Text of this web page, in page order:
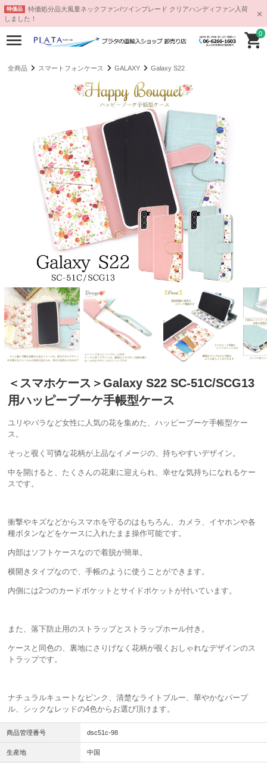
特価品
特価処分品大風量ネックファン/ツインブレード クリアハンディファン入荷
しました！
0
全商品 スマートフォンケース GALAXY Galaxy S22
＜スマホケース＞Galaxy S22 SC-51C/SCG13
用ハッピーブーケ手帳型ケース
ユリやバラなど女性に人気の花を集めた、ハッピーブーケ手帳型ケー
ス。
そっと覗く可憐な花柄が上品なイメージの、持ちやすいデザイン。
中を開けると、たくさんの花束に迎えられ、幸せな気持ちになれるケー
スです。
衝撃やキズなどからスマホを守るのはもちろん、カメラ、イヤホンや各
種ボタンなどをケースに入れたまま操作可能です。
内部はソフトケースなので着脱が簡単。
横開きタイプなので、手帳のように使うことができます。
内側には2つのカードポケットとサイドポケットが付いています。
また、落下防止用のストラップとストラップホール付き。
ケースと同色の、裏地にさりげなく花柄が覗くおしゃれなデザインのス
トラップです。
ナチュラルキュートなピンク、清楚なライトブルー、華やかなパープ
ル、シックなレッドの4色からお選び頂けます。
商品管理番号 dsc51c-98
生産地 中国